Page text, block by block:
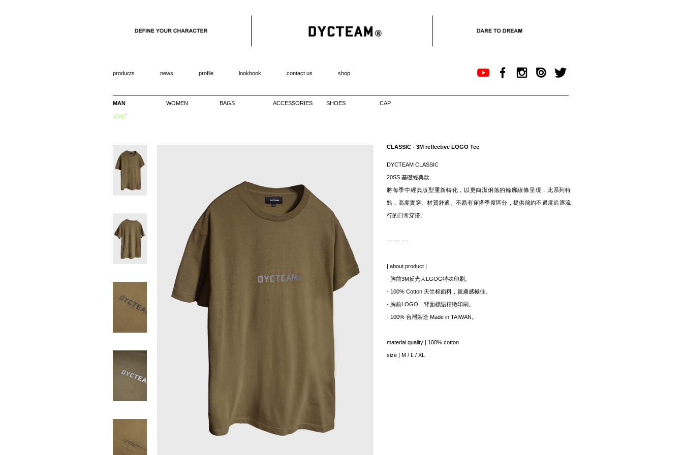
products news profile lookbook contact us shop
MAN WOMEN BAGS ACCESSORIES SHOES CAP
短袖T
CLASSIC - 3M reflective LOGO Tee
DYCTEAM CLASSIC
20SS 基礎經典款
將每季中經典版型重新轉化，以更簡潔俐落的輪廓線條呈現，此系列特
點，高度實穿、材質舒適、不易有穿搭季度區分，提供簡約不過度追逐流
行的日常穿搭。
--- --- ---
| about product |
- 胸前3M反光大LGOG特殊印刷。
- 100% Cotton 天竺棉面料，親膚感極佳。
- 胸前LOGO，背面標語精緻印刷。
- 100% 台灣製造 Made in TAIWAN。
material quality | 100% cotton
size | M / L / XL